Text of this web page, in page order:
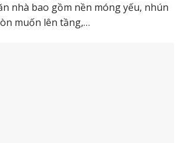
nhà bao gồm nền móng yếu, nhún
muốn lên tầng,…